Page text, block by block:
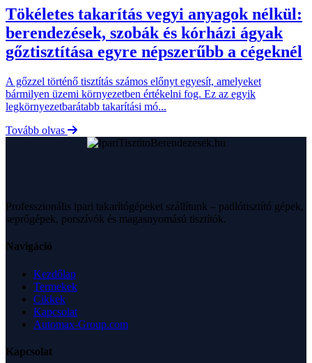
Tökéletes takarítás vegyi anyagok nélkül:
berendezések, szobák és kórházi ágyak
gőztisztítása egyre népszerűbb a cégeknél
A gőzzel történő tisztítás számos előnyt egyesít, amelyeket
bármilyen üzemi környezetben értékelni fog. Ez az egyik
legkörnyezetbarátabb takarítási mó...
Tovább olvas
Professzionális ipari takarítógépeket szállítunk – padlótisztító gépek,
seprőgépek, porszívók és magasnyomású tisztítók.
Navigáció
Kezdőlap
Termekek
Cikkek
Kapcsolat
Automax-Group.com
Kapcsolat